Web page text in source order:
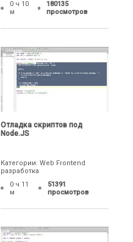
0 ч 10
м
180135
просмотров
Отладка скриптов под
Node.JS
Категории: Web Frontend
разработка
0 ч 11
м
51391
просмотров